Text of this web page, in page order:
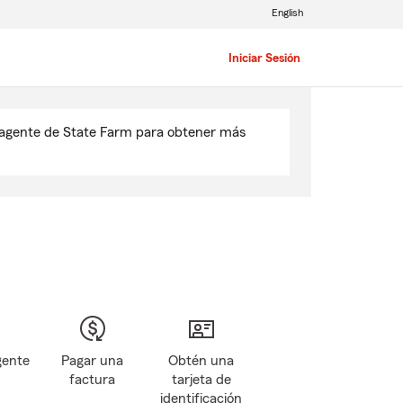
Iniciar Sesión
English
de State Farm para obtener más
Pagar una
factura
Obtén una
tarjeta de
identificación